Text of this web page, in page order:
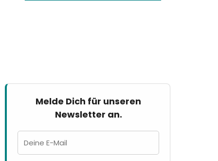
Melde Dich für unseren
Newsletter an.